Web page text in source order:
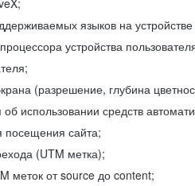
языков на устройстве
устройства
(разрешение, глубина
использовании средств
посещения сайта;
(UTM метка);
меток от source до content;